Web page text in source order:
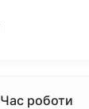
Час роботи